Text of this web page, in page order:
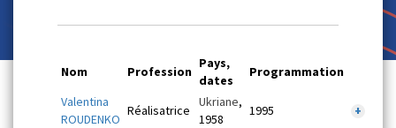
Nom Profession
Pays,
dates
Programmation
Valentina
ROUDENKO
Réalisatrice
Ukriane,
1958
1995 +